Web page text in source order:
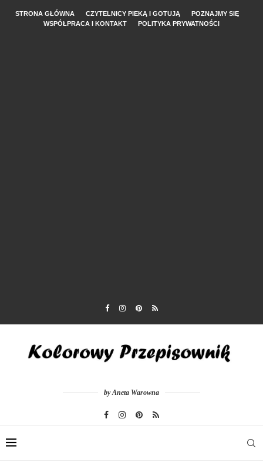
STRONA GŁÓWNA CZYTELNICY PIEKĄ I GOTUJĄ
POZNAJMY SIĘ
WSPÓŁPRACA I KONTAKT
POLITYKA PRYWATNOŚCI
by Aneta Warowna